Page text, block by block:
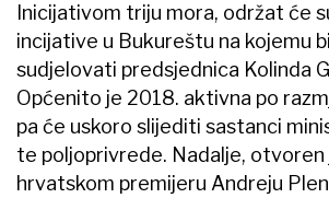
Inicijativom triju mora, održat će
incijative u Bukureštu na kojemu
sudjelovati predsjednica Kolinda
Općenito je 2018. aktivna po
pa će uskoro slijediti sastanci
te poljoprivrede. Nadalje, otvoren
hrvatskom premijeru Andreju